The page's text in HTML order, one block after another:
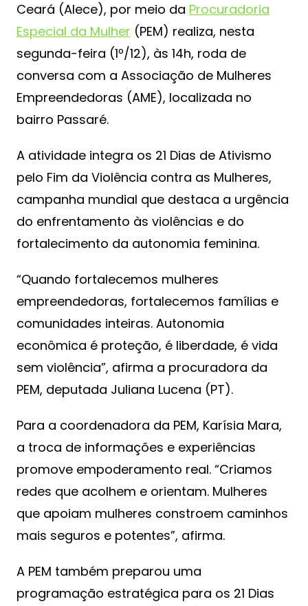
Ceará (Alece), por meio da Procuradoria
Especial da Mulher (PEM) realiza, nesta
segunda-feira (1º/12), às 14h, roda de
conversa com a Associação de Mulheres
Empreendedoras (AME), localizada no
bairro Passaré.
A atividade integra os 21 Dias de Ativismo
pelo Fim da Violência contra as Mulheres,
campanha mundial que destaca a urgência
do enfrentamento às violências e do
fortalecimento da autonomia feminina.
“Quando fortalecemos mulheres
empreendedoras, fortalecemos famílias e
comunidades inteiras. Autonomia
econômica é proteção, é liberdade, é vida
sem violência”, afirma a procuradora da
PEM, deputada Juliana Lucena (PT).
Para a coordenadora da PEM, Karísia Mara,
a troca de informações e experiências
promove empoderamento real. “Criamos
redes que acolhem e orientam. Mulheres
que apoiam mulheres constroem caminhos
mais seguros e potentes”, afirma.
A PEM também preparou uma
programação estratégica para os 21 Dias